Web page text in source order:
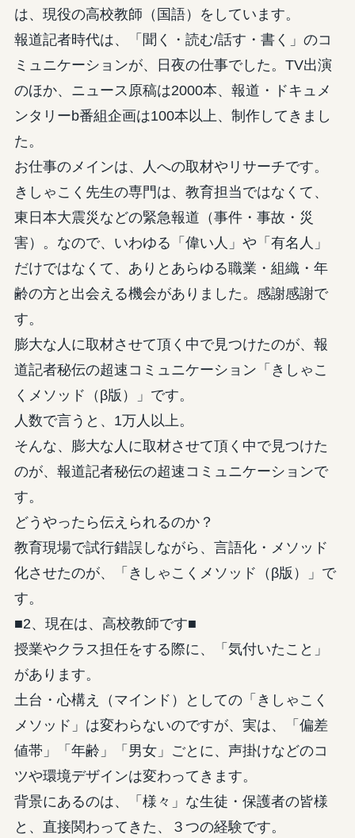
は、現役の高校教師（国語）をしています。
報道記者時代は、「聞く・読む/話す・書く」のコ
ミュニケーションが、日夜の仕事でした。TV出演
のほか、ニュース原稿は2000本、報道・ドキュメ
ンタリーb番組企画は100本以上、制作してきまし
た。
お仕事のメインは、人への取材やリサーチです。
きしゃこく先生の専門は、教育担当ではなくて、
東日本大震災などの緊急報道（事件・事故・災
害）。なので、いわゆる「偉い人」や「有名人」
だけではなくて、ありとあらゆる職業・組織・年
齢の方と出会える機会がありました。感謝感謝で
す。
膨大な人に取材させて頂く中で見つけたのが、報
道記者秘伝の超速コミュニケーション「きしゃこ
くメソッド（β版）」です。
人数で言うと、1万人以上。
そんな、膨大な人に取材させて頂く中で見つけた
のが、報道記者秘伝の超速コミュニケーションで
す。
どうやったら伝えられるのか？
教育現場で試行錯誤しながら、言語化・メソッド
化させたのが、「きしゃこくメソッド（β版）」で
す。
■2、現在は、高校教師です■
授業やクラス担任をする際に、「気付いたこと」
があります。
土台・心構え（マインド）としての「きしゃこく
メソッド」は変わらないのですが、実は、「偏差
値帯」「年齢」「男女」ごとに、声掛けなどのコ
ツや環境デザインは変わってきます。
背景にあるのは、「様々」な生徒・保護者の皆様
と、直接関わってきた、３つの経験です。